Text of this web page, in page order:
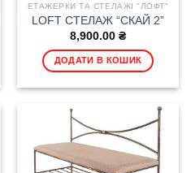
ЕТАЖЕРКИ ТА СТЕЛАЖІ "ЛОФТ"
LOFT СТЕЛАЖ “СКАЙ 2”
8,900.00 ₴
ДОДАТИ В КОШИК